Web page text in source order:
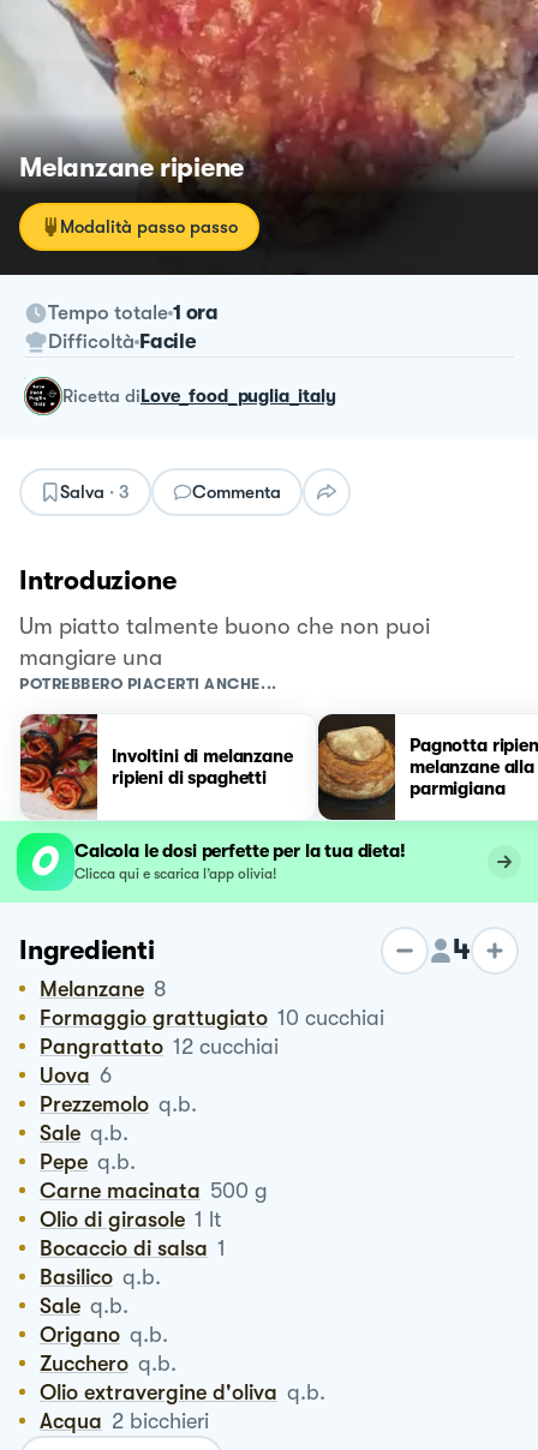
Melanzane ripiene
Modalità passo passo
Tempo totale 1 ora
Difficoltà Facile
ricetta diLove_food_puglia_italy
Salva · 3 Commenta
Introduzione
Um piatto talmente buono che non puoi
mangiare una
POTREBBERO PIACERTI ANCHE...
Involtini di melanzane
ripieni di spaghetti
Pagnotta
melanzane alla
parmigiana
Calcola le dosi perfette per la tua dieta!
Clicca qui e scarica l’app olivia!
Ingredienti 4
Melanzane 8
Formaggio grattugiato 10 cucchiai
Pangrattato 12 cucchiai
Uova 6
Prezzemolo q.b.
Sale q.b.
Pepe q.b.
Carne macinata 500 g
Olio di girasole 1 lt
Bocaccio di salsa 1
Basilico q.b.
Sale q.b.
Origano q.b.
Zucchero q.b.
Olio extravergine d'oliva q.b.
Acqua 2 bicchieri